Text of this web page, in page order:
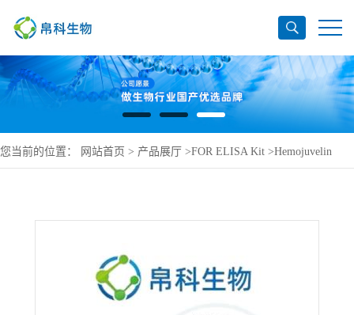
您当前的位置： 网站首页 > 产品展厅 >FOR ELISA Kit >Hemojuvelin